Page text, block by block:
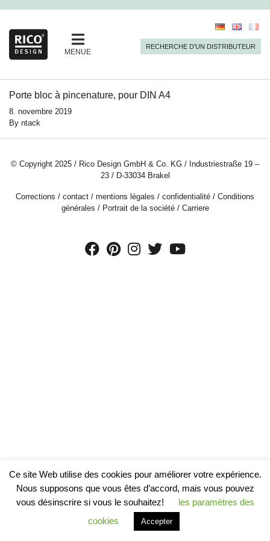
MENUE
RECHERCHE D’UN DISTRIBUTEUR
Porte bloc à pincenature, pour DIN A4
8. novembre 2019
By ntack
© Copyright 2025 / Rico Design GmbH & Co. KG / Industriestraße 19 –
23 / D-33034 Brakel
Corrections / contact / mentions légales / confidentialité / Conditions
générales / Portrait de la société/ Carriere
Ce site Web utilise des cookies pour améliorer votre expérience.
Nous supposons que vous êtes d’accord, mais vous pouvez
vous désinscrire si vous le souhaitez!
les paramètres des
cookies
Accepter